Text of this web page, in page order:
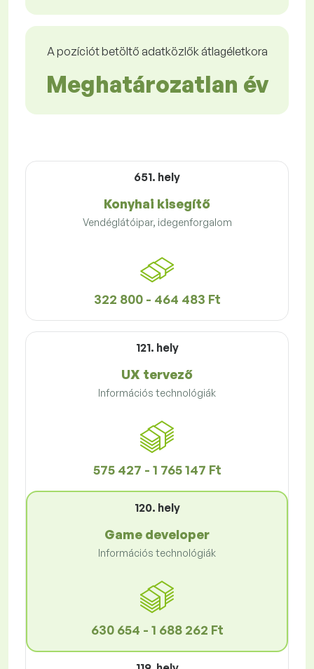
A pozíciót betöltő adatközlők átlagéletkora
Meghatározatlan év
651. hely
Konyhai kisegítő
Vendéglátóipar, idegenforgalom
322 800 - 464 483 Ft
121. hely
UX tervező
Információs technológiák
575 427 - 1 765 147 Ft
120. hely
Game developer
Információs technológiák
630 654 - 1 688 262 Ft